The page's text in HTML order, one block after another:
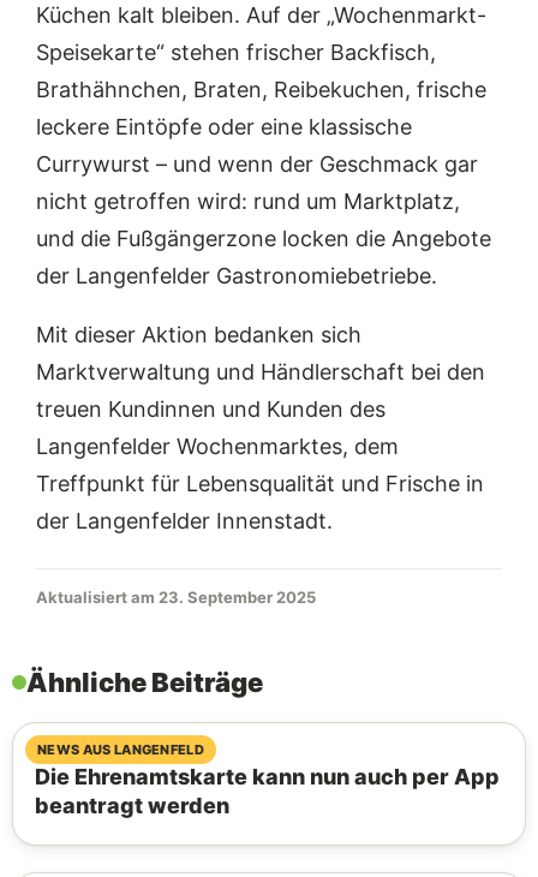
Küchen kalt bleiben. Auf der „Wochenmarkt-
Speisekarte“ stehen frischer Backfisch,
Brathähnchen, Braten, Reibekuchen, frische
leckere Eintöpfe oder eine klassische
Currywurst – und wenn der Geschmack gar
nicht getroffen wird: rund um Marktplatz,
und die Fußgängerzone locken die Angebote
der Langenfelder Gastronomiebetriebe.
Mit dieser Aktion bedanken sich
Marktverwaltung und Händlerschaft bei den
treuen Kundinnen und Kunden des
Langenfelder Wochenmarktes, dem
Treffpunkt für Lebensqualität und Frische in
der Langenfelder Innenstadt.
Aktualisiert am 23. September 2025
Ähnliche Beiträge
NEWS AUS LANGENFELD
07. August 2026
Die Ehrenamtskarte kann nun auch per App
beantragt werden